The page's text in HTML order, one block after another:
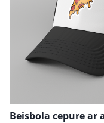
Beisbola cepure ar